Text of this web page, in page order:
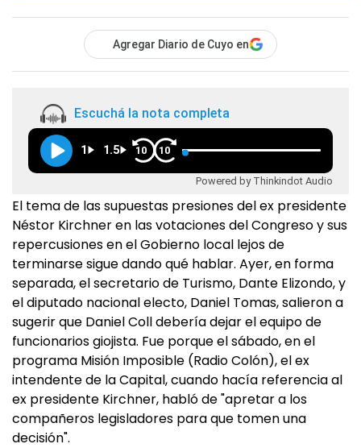
Agregar Diario de Cuyo en
Escuchá la nota completa
1 1.5 10 10
Powered by Thinkindot Audio
El tema de las supuestas presiones del ex presidente
Néstor Kirchner en las votaciones del Congreso y sus
repercusiones en el Gobierno local lejos de
terminarse sigue dando qué hablar. Ayer, en forma
separada, el secretario de Turismo, Dante Elizondo, y
el diputado nacional electo, Daniel Tomas, salieron a
sugerir que Daniel Coll debería dejar el equipo de
funcionarios giojista. Fue porque el sábado, en el
programa Misión Imposible (Radio Colón), el ex
intendente de la Capital, cuando hacía referencia al
ex presidente Kirchner, habló de "apretar a los
compañeros legisladores para que tomen una
decisión".